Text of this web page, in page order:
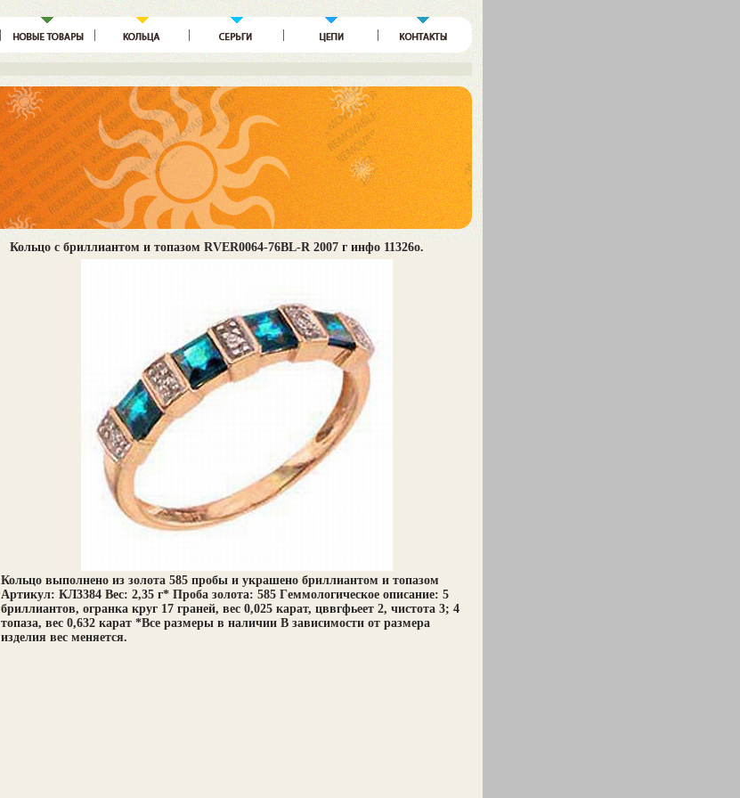
Кольцо с бриллиантом и топазом RVER0064-76BL-R 2007 г инфо 11326o.
Кольцо выполнено из золота 585 пробы и украшено бриллиантом и топазом
Артикул: КЛ3384 Вес: 2,35 г* Проба золота: 585 Гeммологическое описание: 5
бриллиантов, огранка круг 17 граней, вес 0,025 карат, цввгфьеет 2, чистота 3; 4
топаза, вес 0,632 карат *Все размеры в наличии В зависимости от размера
изделия вес меняется.